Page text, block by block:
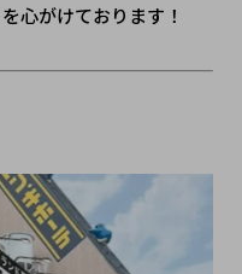
心がけております！